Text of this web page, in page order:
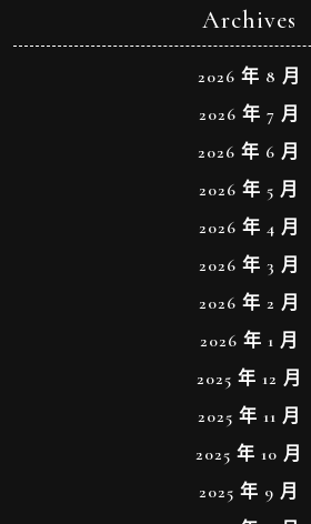
Archives
2026 年 8 月
2026 年 7 月
2026 年 6 月
2026 年 5 月
2026 年 4 月
2026 年 3 月
2026 年 2 月
2026 年 1 月
2025 年 12 月
2025 年 11 月
2025 年 10 月
2025 年 9 月